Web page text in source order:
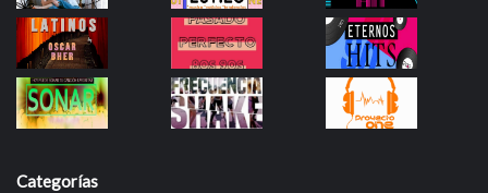
Categorías